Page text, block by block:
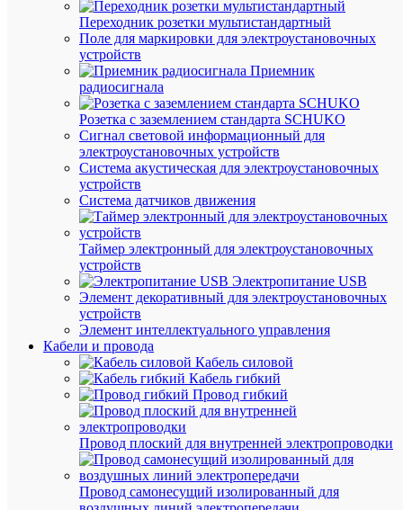
Переходник розетки мультистандартный
Поле для маркировки для электроустановочных
устройств
Приемник
радиосигнала
Розетка с заземлением стандарта SCHUKO
Сигнал световой информационный для
электроустановочных устройств
Система акустическая для электроустановочных
устройств
Система датчиков движения
Таймер электронный для электроустановочных
устройств
Электропитание USB
Элемент декоративный для электроустановочных
устройств
Элемент интеллектуального управления
Кабели и провода
Кабель силовой
Кабель гибкий
Провод гибкий
Провод плоский для внутренней электропроводки
Провод самонесущий изолированный для
Быстрый
"220В"
10х15мм
2-
02
В
наличии
(11152
шт.)
Артикул
an-
/
шт.